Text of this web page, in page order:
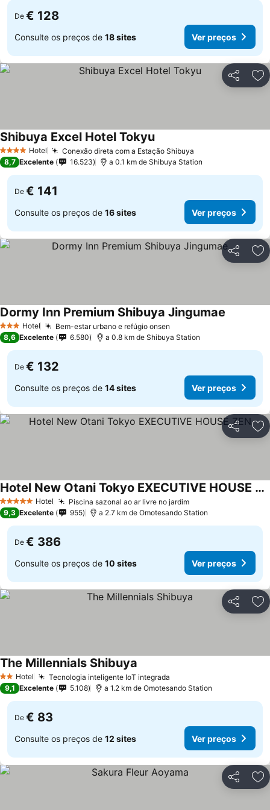
De € 128
Consulte os preços de 18 sites Ver preços
Partilhar
4 EstrelasHotel Conexão direta com a Estação Shibuya
Shibuya Excel Hotel TokyuVer preços
8,7 Excelente 16.523 a 0.1 km de Shibuya Station
De € 141
Consulte os preços de 16 sites Ver preços
Partilhar
3 EstrelasHotel Bem-estar urbano e refúgio onsen
Dormy Inn Premium Shibuya Jingumae
8,6 Excelente 6.580 a 0.8 km de Shibuya Station
De € 132
Consulte os preços de 14 sites Ver preços
Partilhar
5 Estrelas Hotel Piscina sazonal ao ar livre no jardimVer preços
Hotel New Otani Tokyo EXECUTIVE HOUSE ZEN
Ver preços
9,3 Excelente 955 a 2.7 km de Omotesando Station
De € 386
Consulte os preços de 10 sites Ver preços
Partilhar
2 Estrelas
Hotel Tecnologia inteligente IoT integrada
The Millennials Shibuya
9,1 Excelente 5.108 a 1.2 km de Omotesando Station
De € 83
Consulte os preços de 12 sites Ver preços
Partilhar